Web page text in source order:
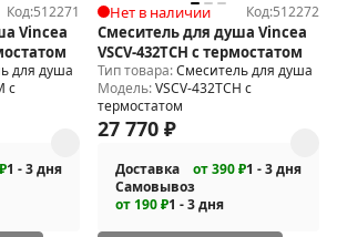
Код:512271
Vincea
для душа
с
1 - 3 дня
Нет в наличии Код:512272
Смеситель для душа Vincea
VSCV-432TCH с термостатом
Тип товара:Смеситель для душа
Модель:VSCV-432TCH с
термостатом
27 770 ₽
Доставка от 390 ₽1 - 3 дня
Самовывоз
от 190 ₽1 - 3 дня